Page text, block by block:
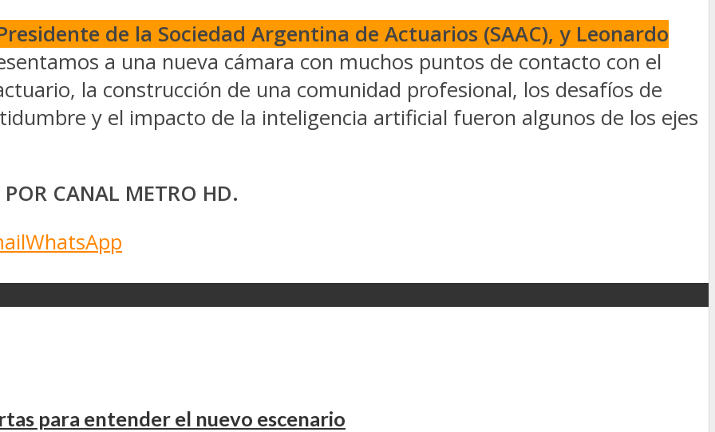
de la Sociedad Argentina de Actuarios (SAAC), y Leonardo
a una nueva cámara con muchos puntos de contacto con el
la construcción de una comunidad profesional, los desafíos de
y el impacto de la inteligencia artificial fueron algunos de los ejes
CANAL METRO HD.
WhatsApp
para entender el nuevo escenario